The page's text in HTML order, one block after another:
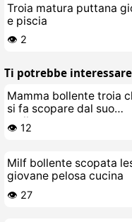
Troia matura puttana
e piscia
👁️ 2
Ti potrebbe
Mamma bollente troia
si fa scopare dal suo
stallone
👁️ 12
Milf bollente scopata
giovane pelosa cucina
👁️ 27